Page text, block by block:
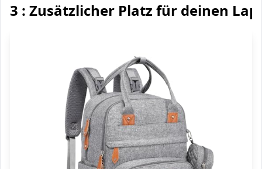
3 : Zusätzlicher Platz für deinen